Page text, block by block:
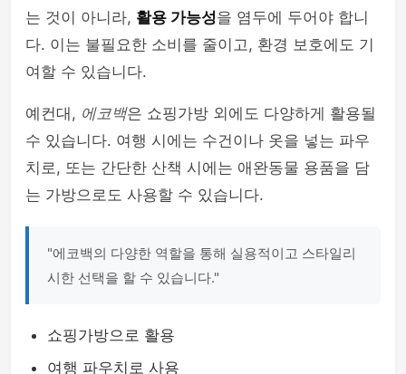
는 것이 아니라, 활용 가능성을 염두에 두어야 합니
다. 이는 불필요한 소비를 줄이고, 환경 보호에도 기
여할 수 있습니다.
예컨대, 에코백은 쇼핑가방 외에도 다양하게 활용될
수 있습니다. 여행 시에는 수건이나 옷을 넣는 파우
치로, 또는 간단한 산책 시에는 애완동물 용품을 담
는 가방으로도 사용할 수 있습니다.
"에코백의 다양한 역할을 통해 실용적이고 스타일리
시한 선택을 할 수 있습니다."
쇼핑가방으로 활용
여행 파우치로 사용